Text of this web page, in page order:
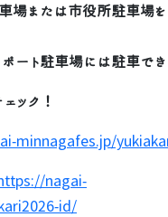
場または市役所駐車場を
ート駐車場には駐車でき
ック！
minnagafes.jp/
nagai-
id/